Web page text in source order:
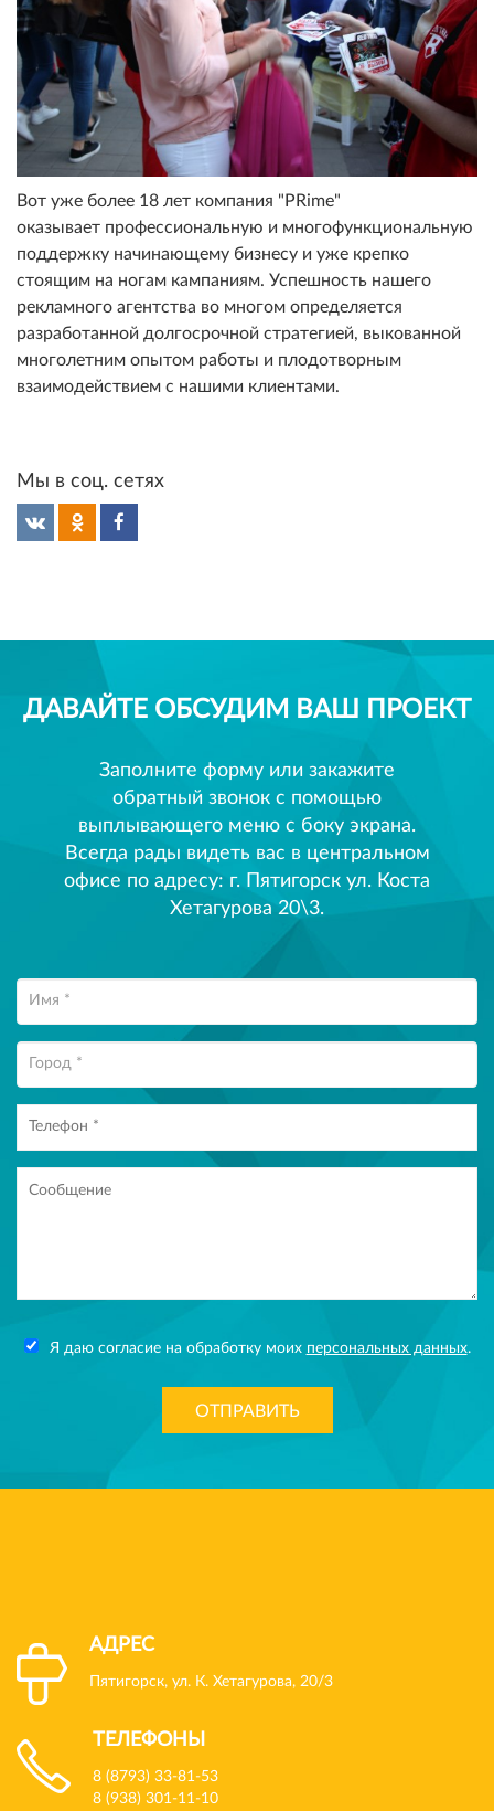
Вот уже более 18 лет компания "PRime"
оказывает профессиональную и многофункциональную
поддержку начинающему бизнесу и уже крепко
стоящим на ногам кампаниям. Успешность нашего
рекламного агентства во многом определяется
разработанной долгосрочной стратегией, выкованной
многолетним опытом работы и плодотворным
взаимодействием с нашими клиентами.
Мы в соц. сетях
ДАВАЙТЕ ОБСУДИМ ВАШ ПРОЕКТ
Заполните форму или закажите
обратный звонок с помощью
выплывающего меню с боку экрана.
Всегда рады видеть вас в центральном
офисе по адресу: г. Пятигорск ул. Коста
Хетагурова 20\3.
Я даю согласие на обработку моих персональных данных.
ОТПРАВИТЬ
АДРЕС
Пятигорск, ул. К. Хетагурова, 20/3
ТЕЛЕФОНЫ
8 (8793) 33-81-53
8 (938) 301-11-10